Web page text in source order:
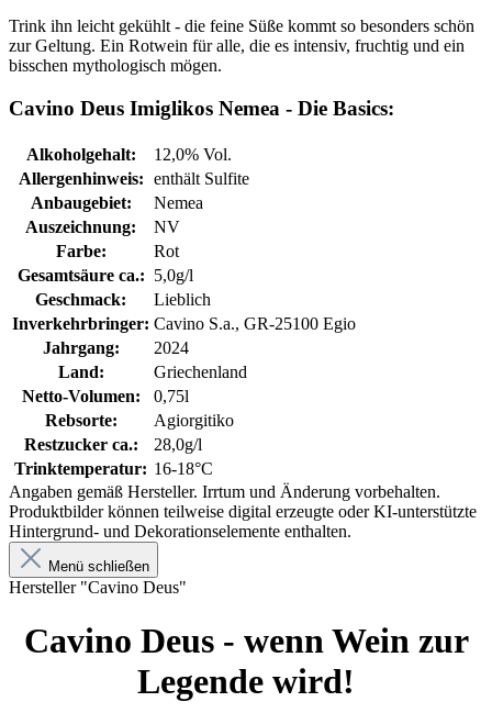
Trink ihn leicht gekühlt - die feine Süße kommt so besonders schön
zur Geltung. Ein Rotwein für alle, die es intensiv, fruchtig und ein
bisschen mythologisch mögen.
Cavino Deus Imiglikos Nemea - Die Basics:
Alkoholgehalt:
12,0% Vol.
Allergenhinweis: enthält Sulfite
Anbaugebiet:
Nemea
Auszeichnung:
NV
Farbe:
Rot
Gesamtsäure ca.: 5,0g/l
Geschmack:
Lieblich
Inverkehrbringer: Cavino S.a., GR-25100 Egio
Jahrgang:
2024
Land:
Griechenland
Netto-Volumen:
0,75l
Rebsorte:
Agiorgitiko
Restzucker ca.:
28,0g/l
Trinktemperatur: 16-18°C
Angaben gemäß Hersteller. Irrtum und Änderung vorbehalten.
Produktbilder können teilweise digital erzeugte oder KI-unterstützte
Hintergrund- und Dekorationselemente enthalten.
Menü schließen
Hersteller "Cavino Deus"
Cavino Deus - wenn Wein zur
Legende wird!